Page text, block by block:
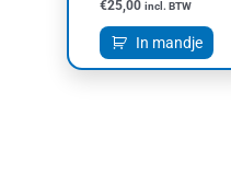
€25,00 incl. BTW
In mandje